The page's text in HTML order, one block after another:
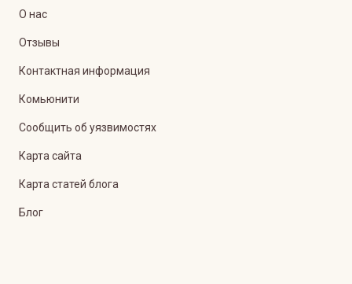
О нас
Отзывы
Контактная информация
Комьюнити
Сообщить об уязвимостях
Карта сайта
Карта статей блога
Блог